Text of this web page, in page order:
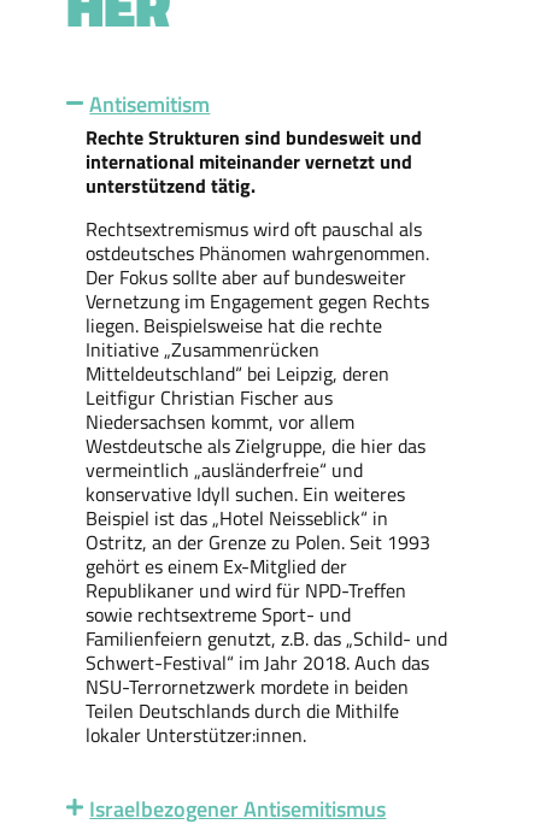
Antisemitism
Rechte Strukturen sind bundesweit und
international miteinander vernetzt und
unterstützend tätig.
Rechtsextremismus wird oft pauschal als
ostdeutsches Phänomen wahrgenommen.
Der Fokus sollte aber auf bundesweiter
Vernetzung im Engagement gegen Rechts
liegen. Beispielsweise hat die rechte
Initiative „Zusammenrücken
Mitteldeutschland“ bei Leipzig, deren
Leitfigur Christian Fischer aus
Niedersachsen kommt, vor allem
Westdeutsche als Zielgruppe, die hier das
vermeintlich „ausländerfreie“ und
konservative Idyll suchen. Ein weiteres
Beispiel ist das „Hotel Neisseblick“ in
Ostritz, an der Grenze zu Polen. Seit 1993
gehört es einem Ex-Mitglied der
Republikaner und wird für NPD-Treffen
sowie rechtsextreme Sport- und
Familienfeiern genutzt, z.B. das „Schild- und
Schwert-Festival“ im Jahr 2018. Auch das
NSU-Terrornetzwerk mordete in beiden
Teilen Deutschlands durch die Mithilfe
lokaler Unterstützer:innen.
Israelbezogener Antisemitismus